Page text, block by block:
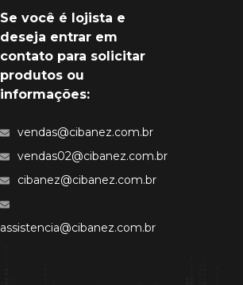
Se você é lojista e
deseja entrar em
contato para solicitar
produtos ou
informações:
vendas@cibanez.com.br
vendas02@cibanez.com.br
cibanez@cibanez.com.br
assistencia@cibanez.com.br